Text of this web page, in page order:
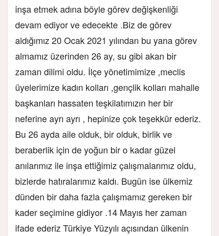
inşa etmek adına böyle görev değişkenliği
devam ediyor ve edecekte .Biz de görev
aldığımız 20 Ocak 2021 yılından bu yana görev
almamız üzerinden 26 ay, su gibi akan bir
zaman dilimi oldu. İlçe yönetimimize ,meclis
üyelerimize kadın kolları ,gençlik kolları mahalle
başkanları hassaten teşkilatımızın her bir
neferine ayrı ayrı , hepinize çok teşekkür ederiz.
Bu 26 ayda aile olduk, bir olduk, birlik ve
beraberlik için de yoğun bir o kadar güzel
anılarımız ile inşa ettiğimiz çalışmalarımız oldu,
bizlerde hatıralarımız kaldı. Bugün ise ülkemiz
dünden bir daha fazla çalışmamız gereken bir
kader seçimine gidiyor .14 Mayıs her zaman
ifade ederiz Türkiye Yüzyılı açısından ülkenin